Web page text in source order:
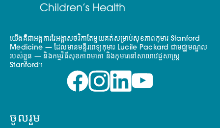
យើងគឺជាអង្គការរៃអង្គាសថវិកាតែមួយគត់សម្រាប់សុខភាពកុមារ Stanford
Medicine — ដែលមានមន្ទីរពេទ្យកុមារ Lucile Packard ជាមជ្ឈមណ្ឌល
របស់ខ្លួន — និងកម្មវិធីសុខភាពមាតា និងកុមារនៅសាលាវេជ្ជសាស្ត្រ
Stanford។
ចូលរួម